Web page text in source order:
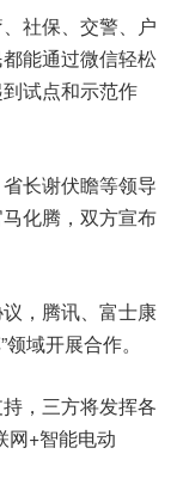
社保、交警、户
能通过微信轻松
试点和示范作
长谢伏瞻等领导
化腾，双方宣布
，腾讯、富士康
域开展合作。
，三方将发挥各
网+智能电动